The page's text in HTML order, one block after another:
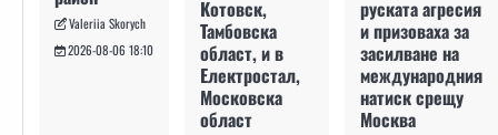
Valeriia Skorych
2026-08-06 18:10
Котовск,
Тамбовска
област, и в
Електростал,
Московска
област
руската агресия
и призоваха за
засилване на
международния
натиск срещу
Москва